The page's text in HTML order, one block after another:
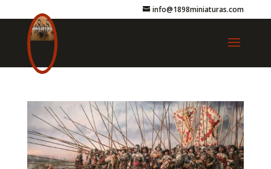
info@1898miniaturas.com